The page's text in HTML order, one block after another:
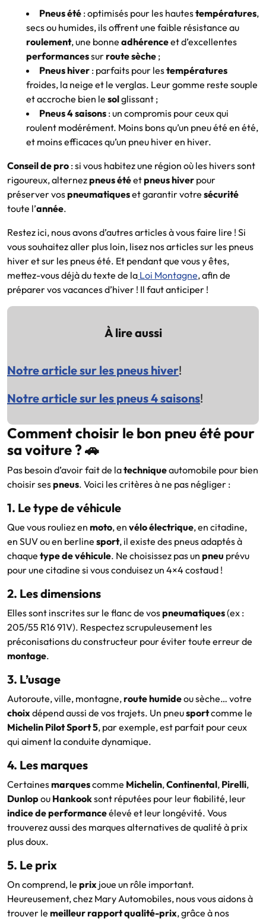
Pneus été : optimisés pour les hautestempératures,
secs ou humides, ils offrent une faible résistance au
roulement, une bonne adhérenceet d’excellentes
performancessurroute sèche ;
Pneus hiver : parfaits pour lestempératures
froides, la neige et le verglas. Leur gomme reste souple
et accroche bien le solglissant ;
Pneus 4 saisons : un compromis pour ceux qui
roulent modérément. Moins bons qu’un pneu été en été,
et moins efficaces qu’un pneu hiver en hiver.
Conseil de pro : si vous habitez une région où les hivers sont
rigoureux, alternezpneus étéetpneus hiver pour
préserver vospneumatiqueset garantir votre sécurité
toute l’année.
Restez ici, nous avons d’autres articles à vous faire lire ! Si
vous souhaitez aller plus loin, lisez nos articles sur les pneus
hiver et sur les pneus été. Et pendant que vous y êtes,
mettez-vous déjà du texte de la Loi Montagne, afin de
préparer vos vacances d’hiver ! Il faut anticiper !
À lire aussi
Notre article sur les pneus hiver!
Notre article sur les pneus 4 saisons!
Comment choisir le bon pneu été pour
sa voiture ? 🚗
Pas besoin d’avoir fait de latechniqueautomobile pour bien
choisir sespneus. Voici les critères à ne pas négliger :
1. Le type de véhicule
Que vous rouliez en moto, en vélo électrique, en citadine,
en SUV ou en berline sport, il existe des pneus adaptés à
chaque type de véhicule. Ne choisissez pas un pneu prévu
pour une citadine si vous conduisez un 4×4 costaud !
2. Les dimensions
Elles sont inscrites sur le flanc de vospneumatiques(ex :
205/55 R16 91V). Respectez scrupuleusement les
préconisations du constructeur pour éviter toute erreur de
montage.
3. L’usage
Autoroute, ville, montagne,route humideou sèche… votre
choix dépend aussi de vos trajets. Un pneusportcomme le
Michelin Pilot Sport 5, par exemple, est parfait pour ceux
qui aiment la conduite dynamique.
4. Les marques
Certainesmarquescomme Michelin,Continental, Pirelli,
Dunlop ou Hankooksont réputées pour leur fiabilité, leur
indice de performanceélevé et leur longévité. Vous
trouverez aussi des marques alternatives de qualité à prix
plus doux.
5. Le prix
On comprend, le prix joue un rôle important.
Heureusement, chez Mary Automobiles, nous vous aidons à
trouver le meilleur rapport qualité-prix, grâce à nos